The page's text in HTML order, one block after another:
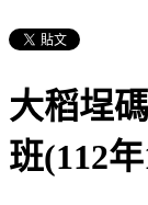
大稻埕
班(112